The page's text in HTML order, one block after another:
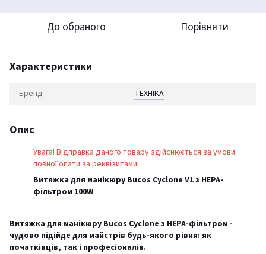
До обраного Порівняти
Характеристики
Бренд ТЕХНІКА
Опис
Увага! Відправка даного товару здійснюється за умови
повної опати за реквізитами.
Витяжка для манікюру Bucos Cyclone V1 з НЕРА-
фільтром 100W
Витяжка для манікюру Bucos Cyclone з НЕРА-фільтром -
чудово підійде для майстрів будь-якого рівня: як
початківців, так і професіоналів.